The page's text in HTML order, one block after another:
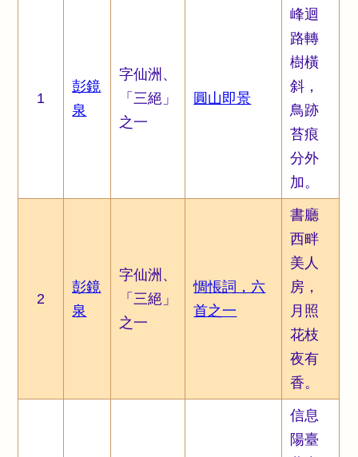
1
彭鏡
泉
字仙洲、
「三絕」
之一
圓山即景
峰迴
路轉
樹橫
斜，
鳥跡
苔痕
分外
加。
2
彭鏡
泉
字仙洲、
「三絕」
之一
惆悵詞，六
首之一
書廳
西畔
美人
房，
月照
花枝
夜有
香。
信息
陽臺